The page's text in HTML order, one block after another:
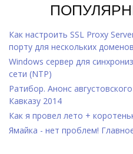
Как настроить SSL Proxy
порту для нескольких доменов
Windows cервер для
сети (NTP)
Ратибор. Анонс
Кавказу 2014
Как я провел лето +
Ямайка - нет проблем!